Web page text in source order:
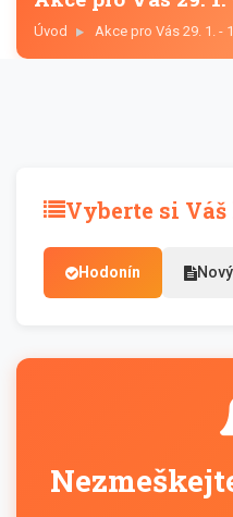
Úvod Akce pro Vás 29. 1. -
Vyberte si
Hodonín